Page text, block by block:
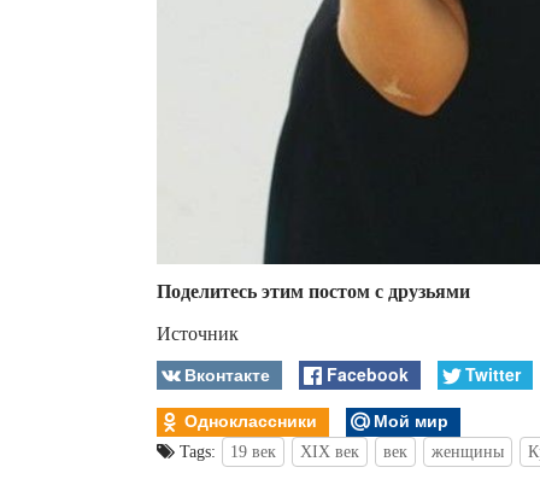
Поделитесь этим постом с друзьями
Источник
Вконтакте Facebook
Twitter
Одноклассники
Мой мир
Tags: 19 век XIX век век женщины